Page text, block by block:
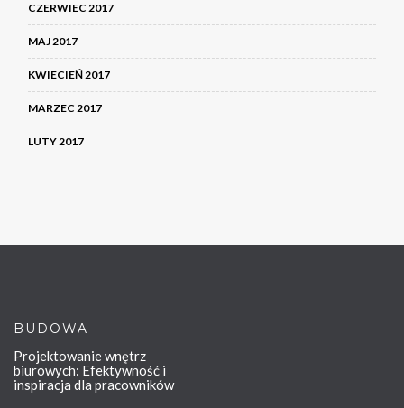
CZERWIEC 2017
MAJ 2017
KWIECIEŃ 2017
MARZEC 2017
LUTY 2017
BUDOWA
Projektowanie wnętrz
biurowych: Efektywność i
inspiracja dla pracowników